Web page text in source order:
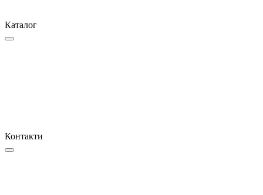
Каталог
Контакти